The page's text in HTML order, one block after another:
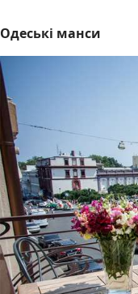
Одеські манси